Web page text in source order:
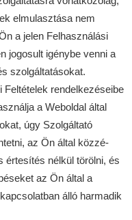
elmulasztása nem
a jelen Felhasználási
jogosult igénybe venni a
szolgáltatásokat.
Feltételek rendelkezéseibe
a Weboldal által
úgy Szolgáltató
az Ön által közzé-
értesítés nélkül törölni, és
az Ön által a
álló harmadik